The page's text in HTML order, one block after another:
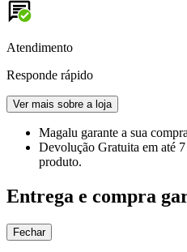
Atendimento
Responde rápido
Ver mais sobre a loja
Magalu garante a sua
Devolução Gratuita em até
produto.
Entrega e compra
Fechar